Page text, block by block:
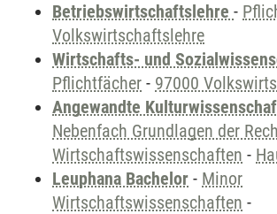
Betriebswirtschaftslehre -
Volkswirtschaftslehre
Wirtschafts- und
Pflichtfächer - 97000
Angewandte
Nebenfach Grundlagen der
Wirtschaftswissenschaften -
Leuphana Bachelor - Minor
Wirtschaftswissenschaften -